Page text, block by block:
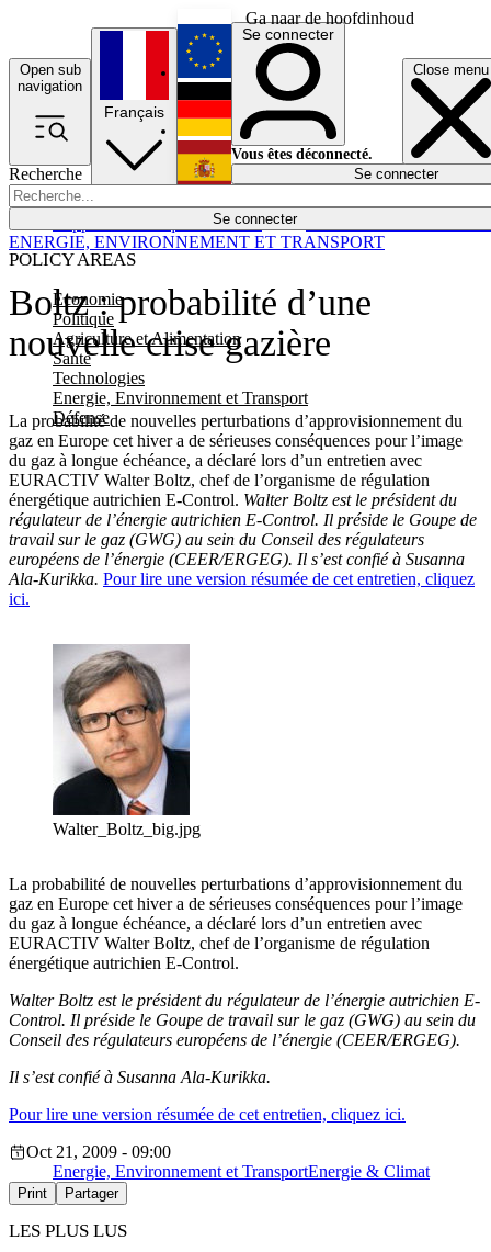
Ga naar de hoofdinhoud
Open sub
navigation
Close menu
Recherche
Se connecter
POLICY AREAS
Economie
Politique
Agriculture et Alimentation
Santé
Technologies
Energie, Environnement et Transport
Défense
Économie
Français
English
Deutsch
Español
Se connecter
Vous êtes déconnecté.
Se connecter
Boltz : probabilité d’une
nouvelle crise gazière
La probabilité de nouvelles perturbations d’approvisionnement du
gaz en Europe cet hiver a de sérieuses conséquences pour l’image
du gaz à longue échéance, a déclaré lors d’un entretien avec
EURACTIV Walter Boltz, chef de l’organisme de régulation
énergétique autrichien E-Control. Walter Boltz est le président du
régulateur de l’énergie autrichien E-Control. Il préside le Goupe de
travail sur le gaz (GWG) au sein du Conseil des régulateurs
européens de l’énergie (CEER/ERGEG). Il s’est confié à Susanna
Ala-Kurikka. Pour lire une version résumée de cet entretien, cliquez
ici.
ENERGIE, ENVIRONNEMENT ET TRANSPORT
Walter_Boltz_big.jpg
La probabilité de nouvelles perturbations d’approvisionnement du
gaz en Europe cet hiver a de sérieuses conséquences pour l’image
du gaz à longue échéance, a déclaré lors d’un entretien avec
EURACTIV Walter Boltz, chef de l’organisme de régulation
énergétique autrichien E-Control.
Walter Boltz est le président du régulateur de l’énergie autrichien E-
Control. Il préside le Goupe de travail sur le gaz (GWG) au sein du
Conseil des régulateurs européens de l’énergie (CEER/ERGEG).
Il s’est confié à Susanna Ala-Kurikka.
Pour lire une version résumée de cet entretien, cliquez ici.
Oct 21, 2009 - 09:00
Energie, Environnement et TransportEnergie & Climat
Print Partager
LES PLUS LUS